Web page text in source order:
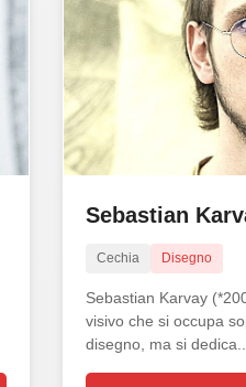
Sebastian
Cechia Disegno
Sebastian Karvay
visivo che si occupa
disegno, ma si dedica...